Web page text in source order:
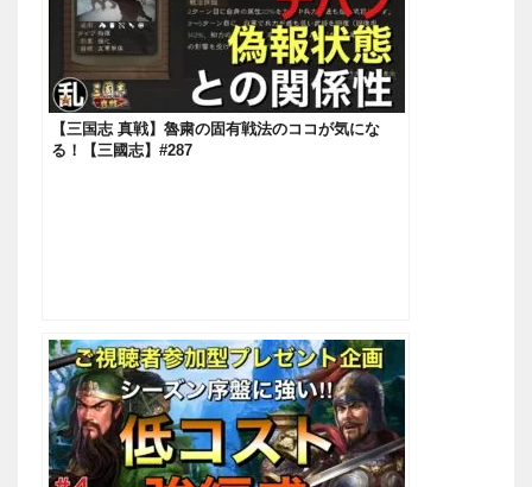
【三国志 真戦】魯粛の固有戦法のココが気にな
る！【三國志】#287